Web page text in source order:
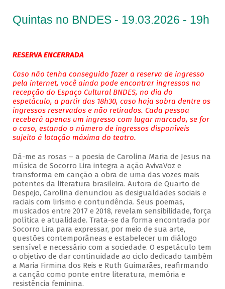
Quintas no BNDES - 19.03.2026 - 19h
RESERVA ENCERRADA
Caso não tenha conseguido fazer a reserva de ingresso
pela internet, você ainda pode encontrar ingressos na
recepção do Espaço Cultural BNDES, no dia do
espetáculo, a partir das 18h30, caso haja sobra dentre os
ingressos reservados e não retirados. Cada pessoa
receberá apenas um ingresso com lugar marcado, se for
o caso, estando o número de ingressos disponíveis
sujeito à lotação máxima do teatro.
Dá-me as rosas – a poesia de Carolina Maria de Jesus na
música de Socorro Lira integra a ação AvivaVoz e
transforma em canção a obra de uma das vozes mais
potentes da literatura brasileira. Autora de Quarto de
Despejo, Carolina denunciou as desigualdades sociais e
raciais com lirismo e contundência. Seus poemas,
musicados entre 2017 e 2018, revelam sensibilidade, força
política e atualidade. Trata-se da forma encontrada por
Socorro Lira para expressar, por meio de sua arte,
questões contemporâneas e estabelecer um diálogo
sensível e necessário com a sociedade. O espetáculo tem
o objetivo de dar continuidade ao ciclo dedicado também
a Maria Firmina dos Reis e Ruth Guimarães, reafirmando
a canção como ponte entre literatura, memória e
resistência feminina.